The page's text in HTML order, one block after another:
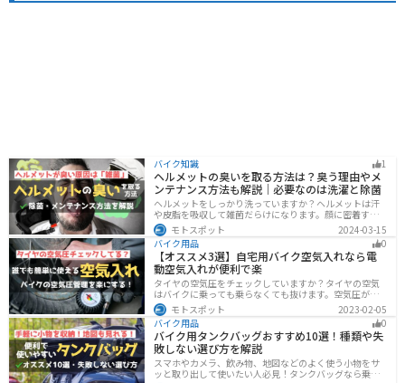
バイク知識 1
ヘルメットの臭いを取る方法は？臭う理由やメ
ンテナンス方法も解説｜必要なのは洗濯と除菌
ヘルメットをしっかり洗っていますか？ヘルメットは汗
や皮脂を吸収して雑菌だらけになります。顔に密着する
物なのでしっかりと除菌・消臭をする必要があります。
この記事では、ヘルメットをまるっと綺麗にする方法を
まとめました。まだメンテナンスをしたことがないとい
う人はぜひ参考にしてください。
モトスポット
2024-03-15
バイク用品
0
【オススメ3選】自宅用バイク空気入れなら電
動空気入れが便利で楽
タイヤの空気圧をチェックしていますか？タイヤの空気
はバイクに乗っても乗らなくても抜けます。空気圧が下
がると走行性能・燃費・安全性に影響します。空気圧は
常に自分で管理できるようにしておきましょう。楽に使
えるオススメ空気入れをまとめたので、参考にしてくだ
さい。
モトスポット
2023-02-05
バイク用品
0
バイク用タンクバッグおすすめ10選！種類や失
敗しない選び方を解説
スマホやカメラ、飲み物、地図などのよく使う小物をサ
ッと取り出して使いたい人必見！タンクバッグなら乗車